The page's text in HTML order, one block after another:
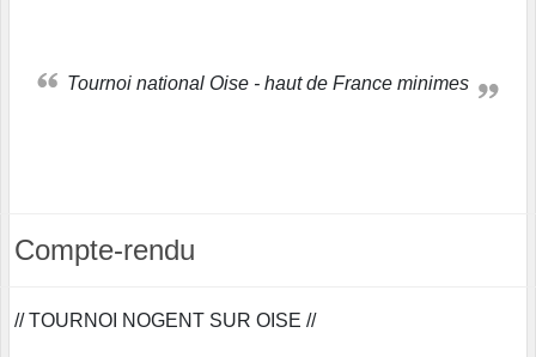
Tournoi national Oise - haut de France minimes
Compte-rendu
// TOURNOI NOGENT SUR OISE //